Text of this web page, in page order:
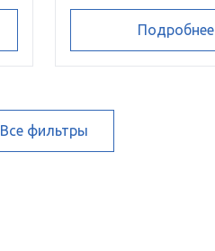
Подробнее
Все фильтры